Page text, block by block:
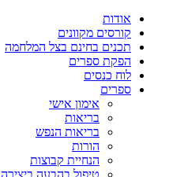
אודות
קורסים מקוונים
תכנים בחינם בצל המלחמה
הפקת ספרים
לוח כנסים
ספרים
אימון אישי
בריאות
בריאות הנפש
הורות
הנחיית קבוצות
טיפול בהבעה ביצירה